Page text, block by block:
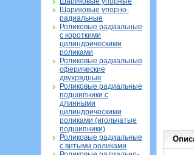
Шариковые упорно-
радиальные
Роликовые радиальные
с короткими
цилиндрическими
роликами
Роликовые радиальные
сферические
двухрядные
Роликовые радиальные
подшипники с
длинными
цилиндрическими
роликами (игольчатые
подшипники)
Роликовые радиальные
с витыми роликами